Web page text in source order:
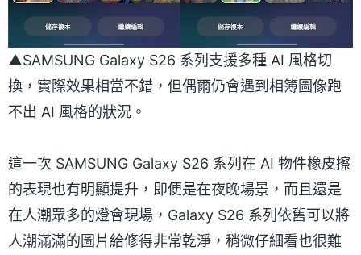
▲SAMSUNG Galaxy S26 系列支援多種 AI 風格切
換，實際效果相當不錯，但偶爾仍會遇到相簿圖像跑
不出 AI 風格的狀況。
這一次 SAMSUNG Galaxy S26 系列在 AI 物件橡皮擦
的表現也有明顯提升，即便是在夜晚場景，而且還是
在人潮眾多的燈會現場，Galaxy S26 系列依舊可以將
人潮滿滿的圖片給修得非常乾淨，稍微仔細看也很難